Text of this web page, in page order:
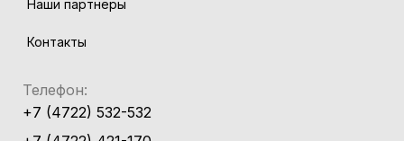
Наши партнеры
Контакты
Телефон:
+7 (4722) 532-532